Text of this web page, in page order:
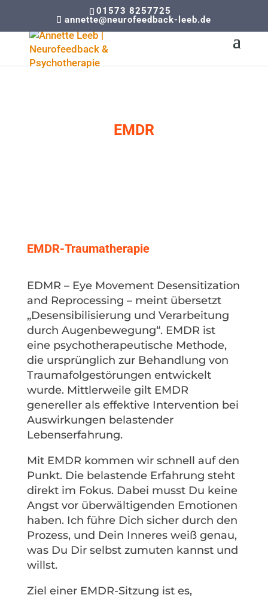
01573 8257725
annette@neurofeedback-leeb.de
EMDR
EMDR-Traumatherapie
EDMR – Eye Movement Desensitization
and Reprocessing – meint übersetzt
„Desensibilisierung und Verarbeitung
durch Augenbewegung“. EMDR ist
eine psychotherapeutische Methode,
die ursprünglich zur Behandlung von
Traumafolgestörungen entwickelt
wurde. Mittlerweile gilt EMDR
genereller als effektive Intervention bei
Auswirkungen belastender
Lebenserfahrung.
Mit EMDR kommen wir schnell auf den
Punkt. Die belastende Erfahrung steht
direkt im Fokus. Dabei musst Du keine
Angst vor überwältigenden Emotionen
haben. Ich führe Dich sicher durch den
Prozess, und Dein Inneres weiß genau,
was Du Dir selbst zumuten kannst und
willst.
Ziel einer EMDR-Sitzung ist es,